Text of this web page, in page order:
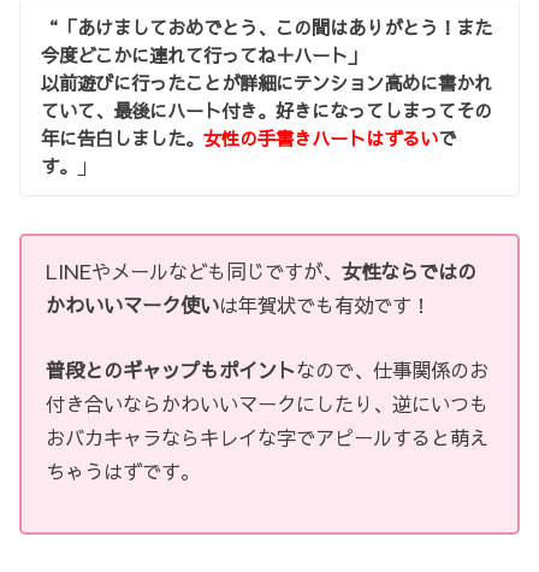
“「あけましておめでとう、この間はありがとう！また
今度どこかに連れて行ってね＋ハート」
以前遊びに行ったことが詳細にテンション高めに書かれ
ていて、最後にハート付き。好きになってしまってその
年に告白しました。女性の手書きハートはずるいで
す。
」
LINEやメールなども同じですが、女性ならではの
かわいいマーク使いは年賀状でも有効です！
普段とのギャップもポイントなので、仕事関係のお
付き合いならかわいいマークにしたり、逆にいつも
おバカキャラならキレイな字でアピールすると萌え
ちゃうはずです。